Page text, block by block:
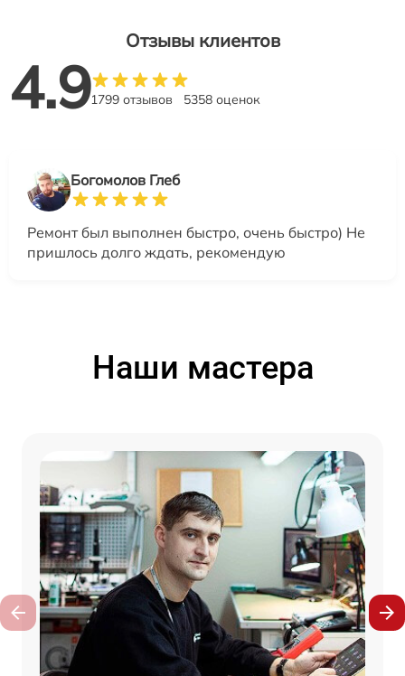
Отзывы клиентов
4.91799 отзывов 5358 оценок
Богомолов Глеб
Ремонт был выполнен быстро, очень быстро) Не
пришлось долго ждать, рекомендую
Наши мастера